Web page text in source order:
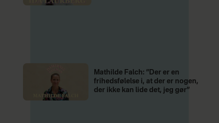
Mathilde Falch: ”Der er en
frihedsfølelse i, at der er nogen,
der ikke kan lide det, jeg gør”